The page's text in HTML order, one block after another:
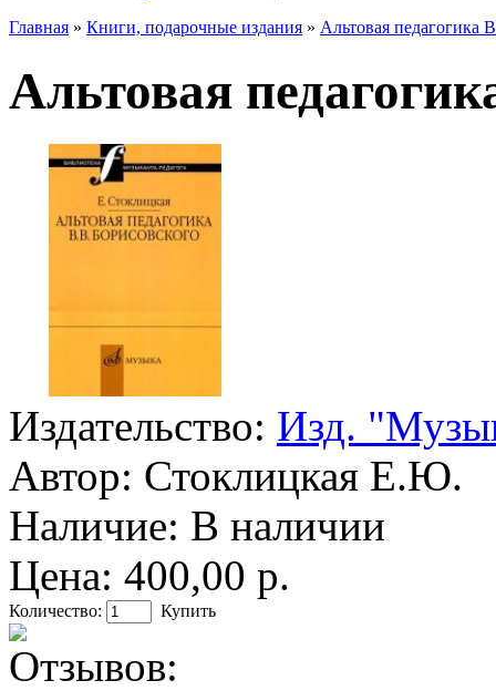
Главная » Книги, подарочные издания » Альтовая педагогика
Альтовая
Издательство: Изд.
Автор: Стоклицкая Е.Ю.
Наличие: В наличии
Цена: 400,00 р.
Количество: Купить